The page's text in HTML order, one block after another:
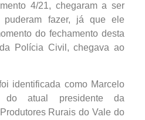
4/21, chegaram a ser
puderam fazer, já que ele
do fechamento desta
Polícia Civil, chegava ao
identificada como Marcelo
do atual presidente da
Rurais do Vale do